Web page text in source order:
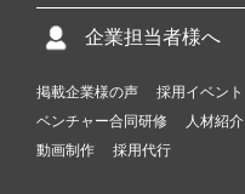
企業担当者様へ
掲載企業様の声 採用イベント
ベンチャー合同研修
人材紹介
動画制作
採用代行